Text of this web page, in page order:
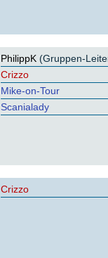
PhilippK (Gruppen-
Crizzo
Mike-on-Tour
Scanialady
Crizzo